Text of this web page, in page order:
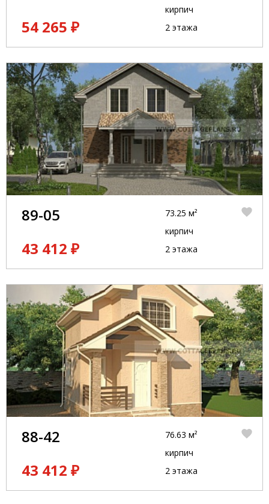
54 265 ₽
кирпич
2 этажа
89-05
43 412 ₽
73.25 м²
кирпич
2 этажа
88-42
43 412 ₽
76.63 м²
кирпич
2 этажа